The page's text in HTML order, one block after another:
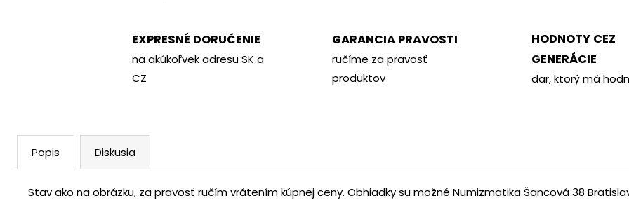
EXPRESNÉ DORUČENIE
na akúkoľvek adresu SK a
CZ
GARANCIA PRAVOSTI
ručíme za pravosť
produktov
HODNOTY CEZ
GENERÁCIE
dar, ktorý má
Popis Diskusia
Stav ako na obrázku, za pravosť ručím vrátením kúpnej ceny. Obhiadky su možné Numizmatika Šancová 38